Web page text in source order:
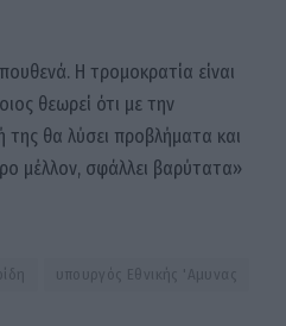
Η τρομοκρατία είναι
θεωρεί ότι με την
της θα λύσει προβλήματα και
μέλλον, σφάλλει βαρύτατα»
υπουργός Εθνικής 'Αμυνας